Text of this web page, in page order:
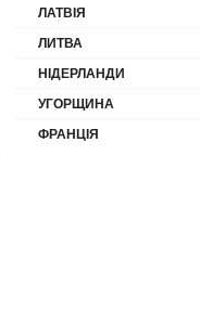
ЛАТВІЯ
ЛИТВА
НІДЕРЛАНДИ
УГОРЩИНА
ФРАНЦІЯ